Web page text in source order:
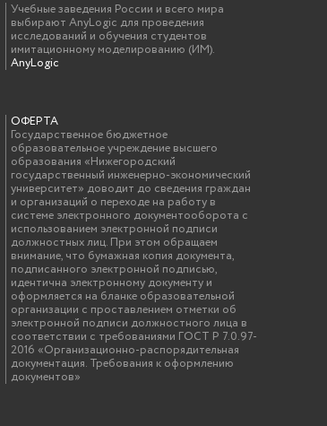
Учебные заведения России и всего мира
выбирают AnyLogic для проведения
исследований и обучения студентов
имитационному моделированию (ИМ).
AnyLogic
ОФЕРТА
Государственное бюджетное
образовательное учреждение высшего
образования «Нижегородский
государственный инженерно-экономический
университет» доводит до сведения граждан
и организаций о переходе на работу в
системе электронного документооборота с
использованием электронной подписи
должностных лиц. При этом обращаем
внимание, что бумажная копия документа,
подписанного электронной подписью,
идентична электронному документу и
оформляется на бланке образовательной
организации с проставлением отметки об
электронной подписи должностного лица в
соответствии с требованиями ГОСТ Р 7.0.97-
2016 «Организационно-распорядительная
документация. Требования к оформлению
документов»